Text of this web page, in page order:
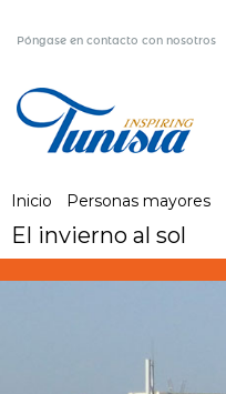
Pasar
principal
Póngase en contacto con nosotros
Usted
está
aquí
Inicio Personas mayores
El invierno al sol